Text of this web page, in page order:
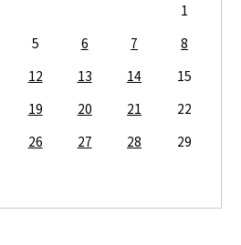
1
5 6 7
8
12 13 14
15
19 20 21
22
26 27 28
29